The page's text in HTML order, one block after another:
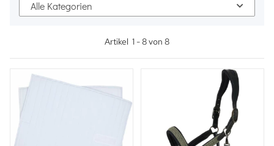
Alle Kategorien
Artikel 1 -8von 8